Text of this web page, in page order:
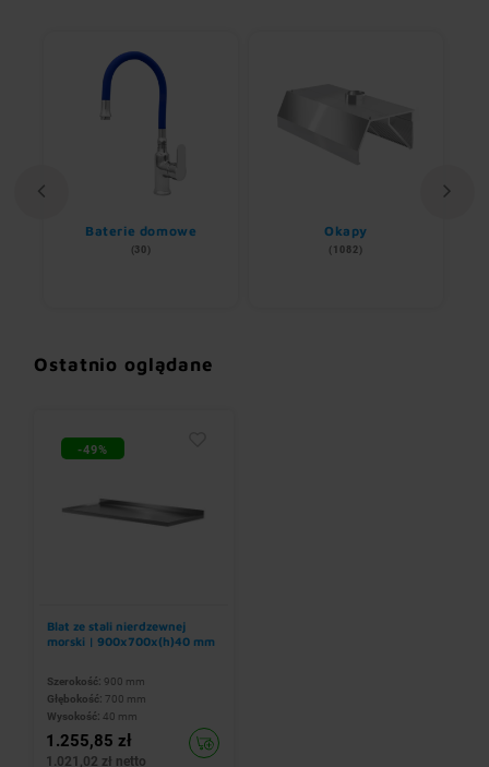
Baterie domowe
(30)
Okapy
(1082)
Ostatnio oglądane
-49%
Blat ze stali nierdzewnej
morski | 900x700x(h)40 mm
Szerokość: 900 mm
Głębokość: 700 mm
Wysokość: 40 mm
1.255,85 zł
1.021,02 zł netto